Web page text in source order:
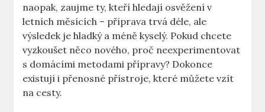
naopak, zaujme ty, kteří hledají osvěžení v
letních měsících – příprava trvá déle, ale
výsledek je hladký a méně kyselý. Pokud chcete
vyzkoušet něco nového, proč neexperimentovat
s domácími metodami přípravy? Dokonce
existují i přenosné přístroje, které můžete vzít
na cesty.